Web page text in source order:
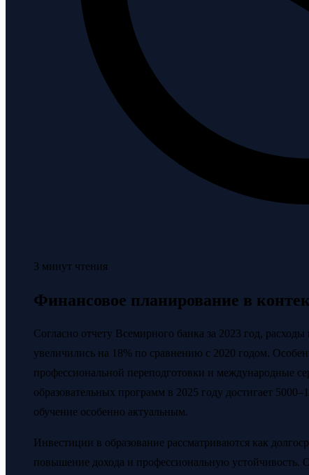
3 минут чтения
Финансовое планирование в
Согласно отчету Всемирного банка за 2023 год, расходы
увеличились на 18% по сравнению с 2020 годом.
профессиональной переподготовки и международные
образовательных программ в 2025 году достигает
обучение особенно актуальным.
Инвестиции в образование рассматриваются как
повышение дохода и профессиональную устойчивость.